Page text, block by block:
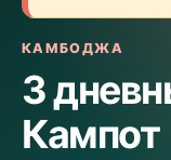
КАМБОДЖА
3
Кампот